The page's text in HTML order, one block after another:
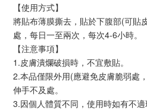
【使用方式】
將貼布薄膜撕去，貼於下腹部(可貼
處，每日一至兩次，每次4-6小時。
【注意事項】
1.皮膚潰爛破損時，不宜敷貼。
2.本品僅限外用(應避免皮膚脆弱處
伸手不及處。
3.因個人體質不同，使用時如有不